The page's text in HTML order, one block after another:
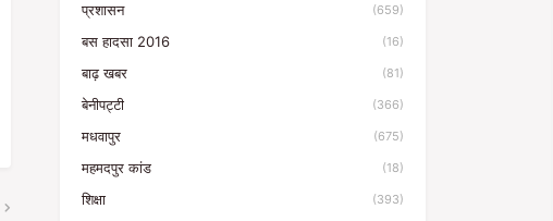
प्रशासन (659)
बस हादसा 2016 (16)
बाढ़ खबर (81)
बेनीपट्टी (366)
मधवापुर (675)
महमदपुर कांड (18)
शिक्षा (393)